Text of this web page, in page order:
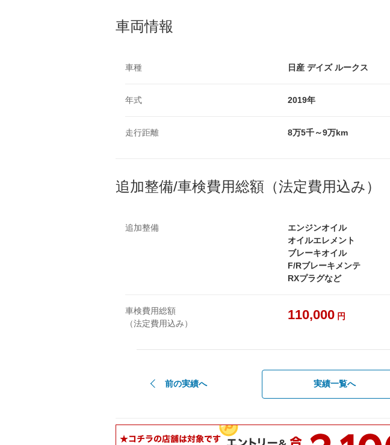
車両情報
車種 日産 デイズ ルークス
年式 2019年
走行距離 8万5千～9万km
追加整備/車検費用総額 （法定費用込み）
追加整備
エンジンオイル
オイルエレメント
ブレーキオイル
F/Rブレーキメンテ
RXプラグなど
車検費用総額
（法定費用込み）
110,000 円
前の実績へ 実績一覧へ